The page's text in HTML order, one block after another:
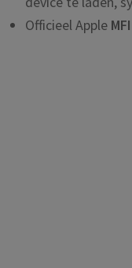
Officieel Apple